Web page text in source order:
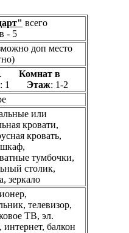
всего
- 5
доп место
Комнат в
: 1 Этаж: 1-2
или
кровати,
кровать,
шкаф,
тумбочки,
столик,
зеркало
телевизор,
ТВ, эл.
интернет, балкон